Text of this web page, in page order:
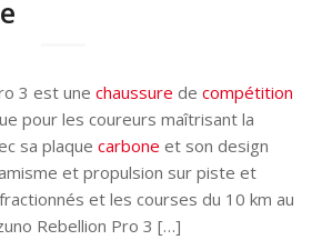
3 est une chaussure de compétition
pour les coureurs maîtrisant la
sa plaque carbone et son design
et propulsion sur piste et
et les courses du 10 km au
Rebellion Pro 3 […]